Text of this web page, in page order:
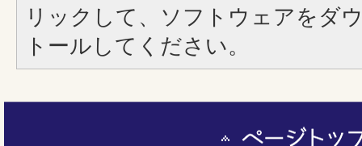
リックして、ソフトウェアをダ
トールしてください。